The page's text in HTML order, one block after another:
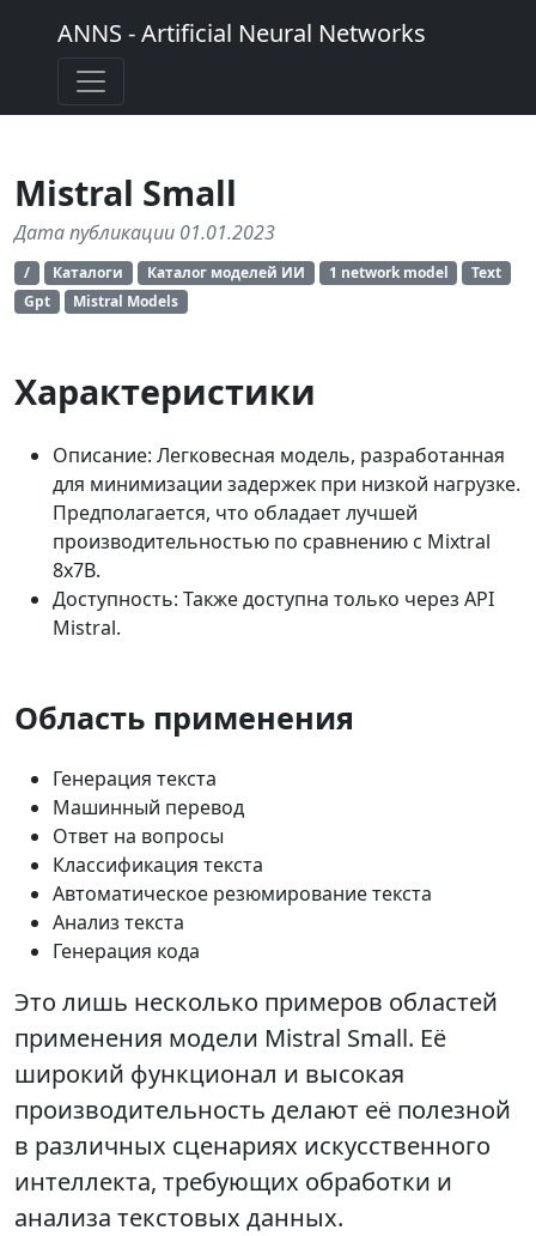
ANNS - Artificial Neural Networks
Mistral Small
Дата публикации 01.01.2023
/ Каталоги Каталог моделей ИИ 1 network model
Text
Gpt
Mistral Models
Характеристики
Описание: Легковесная модель, разработанная
для минимизации задержек при низкой нагрузке.
Предполагается, что обладает лучшей
производительностью по сравнению с Mixtral
8x7B.
Доступность: Также доступна только через API
Mistral.
Область применения
Генерация текста
Машинный перевод
Ответ на вопросы
Классификация текста
Автоматическое резюмирование текста
Анализ текста
Генерация кода
Это лишь несколько примеров областей
применения модели Mistral Small. Её
широкий функционал и высокая
производительность делают её полезной
в различных сценариях искусственного
интеллекта, требующих обработки и
анализа текстовых данных.